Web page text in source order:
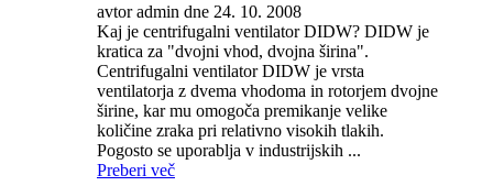
avtor admin dne 24. 10. 2008
Kaj je centrifugalni ventilator DIDW? DIDW je
kratica za "dvojni vhod, dvojna širina".
Centrifugalni ventilator DIDW je vrsta
ventilatorja z dvema vhodoma in rotorjem dvojne
širine, kar mu omogoča premikanje velike
količine zraka pri relativno visokih tlakih.
Pogosto se uporablja v industrijskih ...
Preberi več